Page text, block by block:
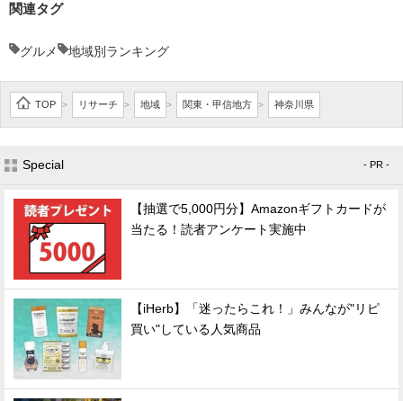
関連タグ
グルメ 地域別ランキング
TOP > リサーチ > 地域 > 関東・甲信地方 > 神奈川県
Special - PR -
【抽選で5,000円分】Amazonギフトカードが
当たる！読者アンケート実施中
【iHerb】「迷ったらこれ！」みんなが"リピ
買い"している人気商品